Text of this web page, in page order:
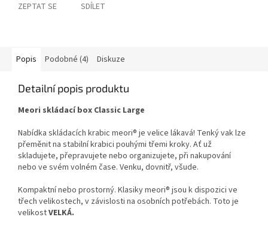
ZEPTAT SE SDÍLET
Popis Podobné (4) Diskuze
Detailní popis produktu
Meori skládací box Classic Large
Nabídka skládacích krabic meori® je velice lákavá! Tenký vak lze
přeměnit na stabilní krabici pouhými třemi kroky. Ať už
skladujete, přepravujete nebo organizujete, při nakupování
nebo ve svém volném čase. Venku, dovnitř, všude.
Kompaktní nebo prostorný. Klasiky meori® jsou k dispozici ve
třech velikostech, v závislosti na osobních potřebách. Toto je
velikostVELKÁ.